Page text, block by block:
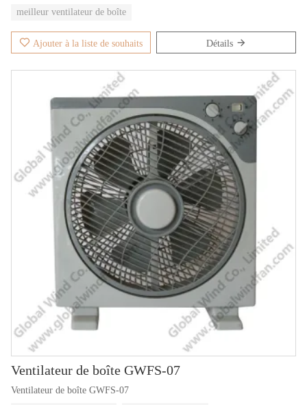
meilleur ventilateur de boîte
Ajouter à la liste de souhaits Détails
Ventilateur de boîte GWFS-07
Ventilateur de boîte GWFS-07